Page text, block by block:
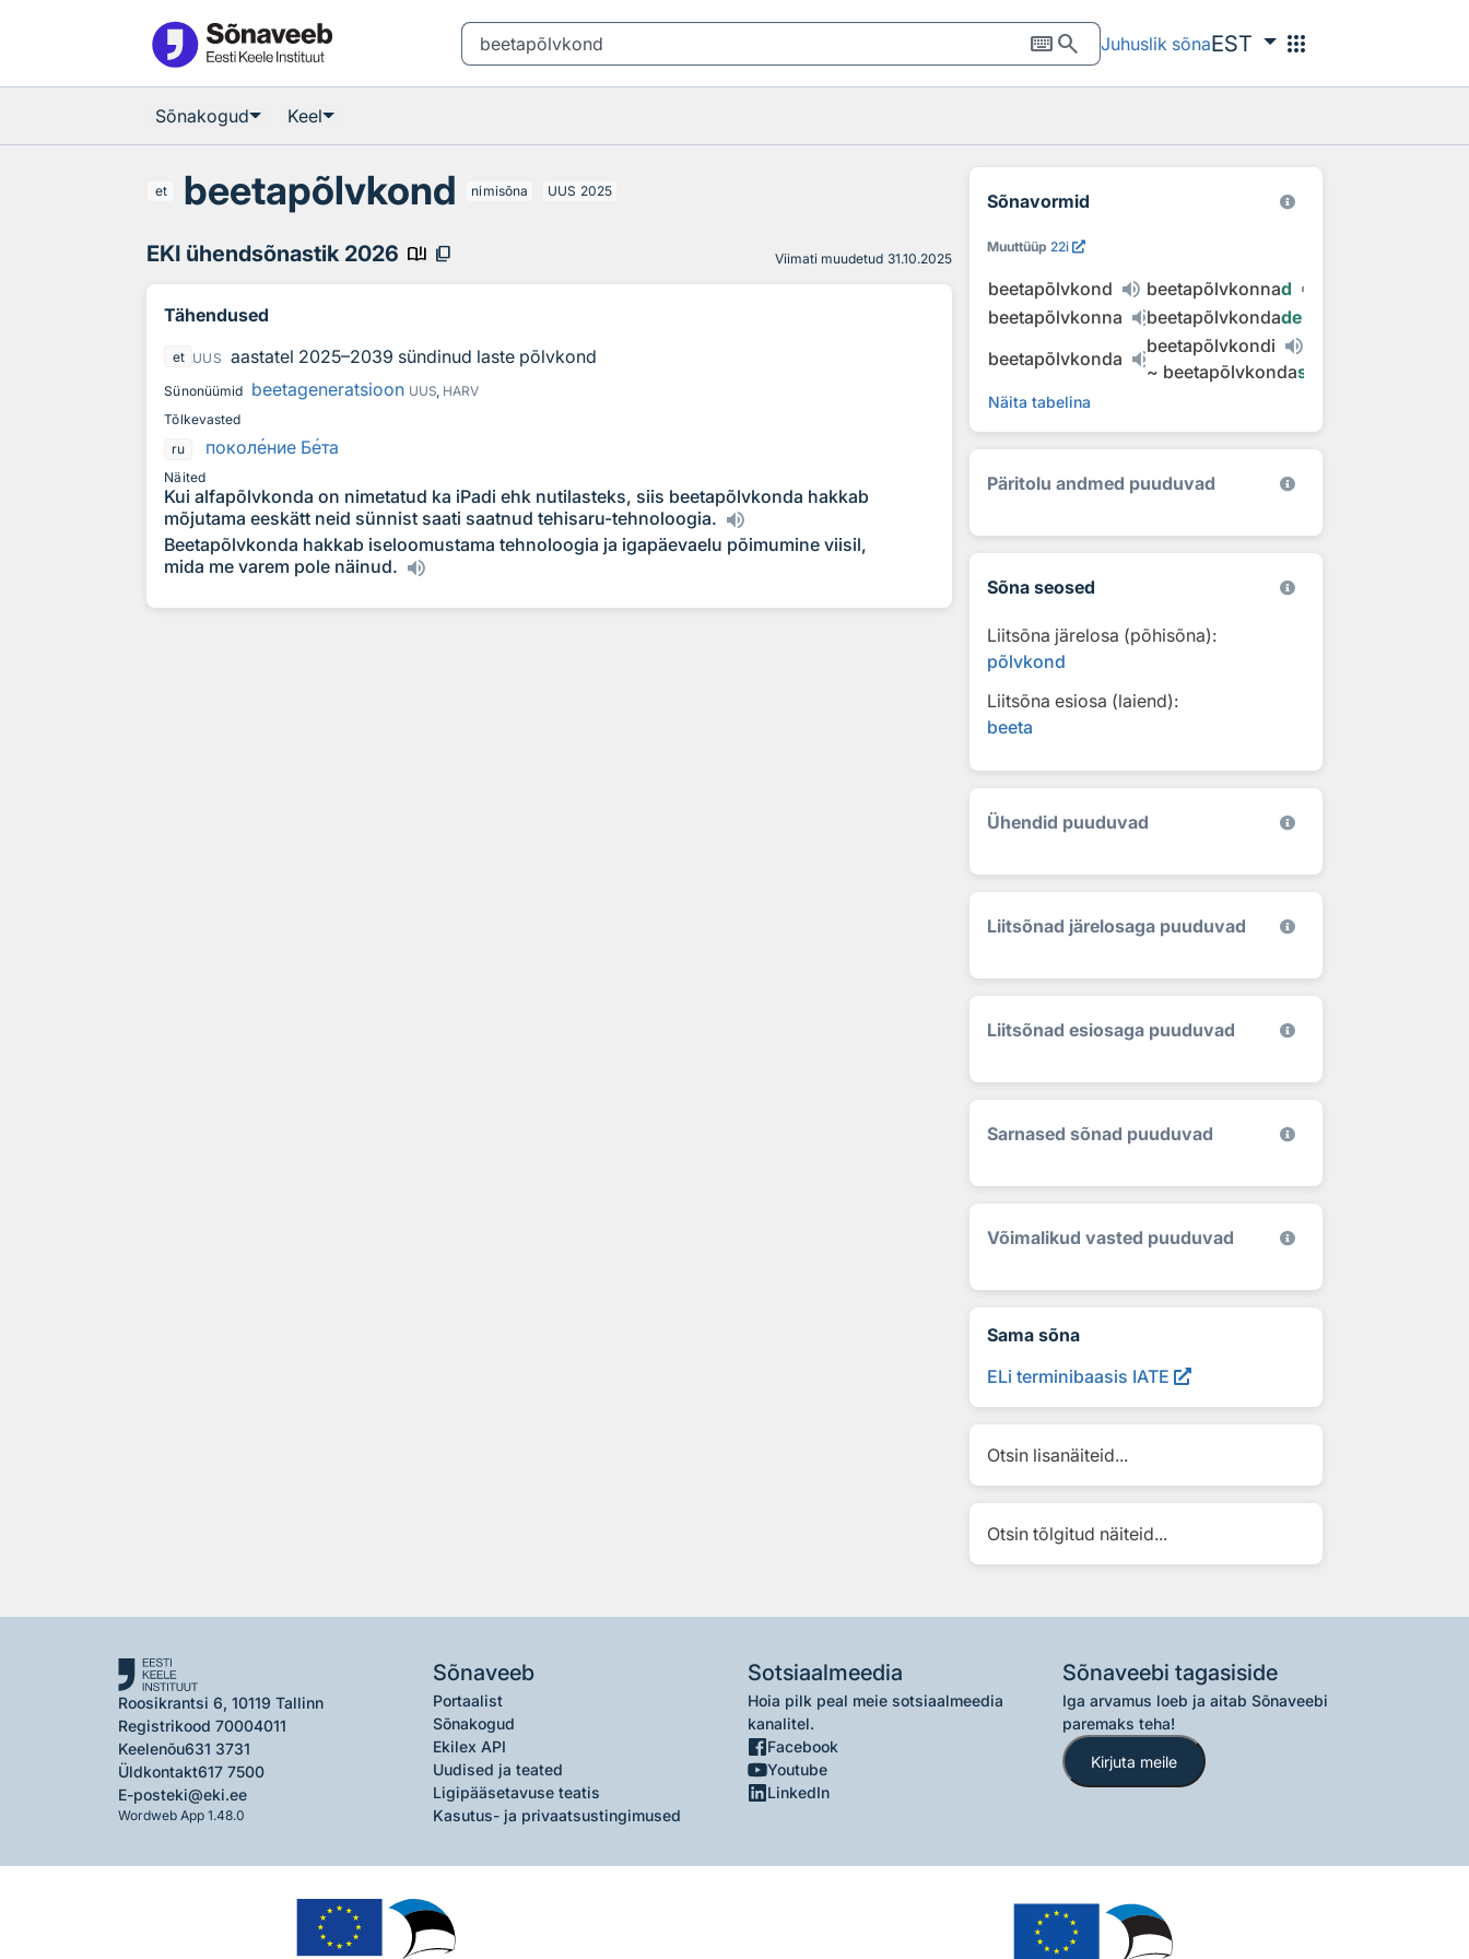
keyboardsearch Juhuslik sõnaEST apps
Sõnakogud Keel
et beetapõlvkond nimisõna UUS 2025
EKI ühendsõnastik 2026 book_ribbon content_copy Viimati muudetud 31.10.2025
Tähendused
et UUS aastatel 2025–2039 sündinud laste põlvkond
Sünonüümid beetageneratsioon UUS, HARV
Tõlkevasted
ru
поколение Бета
Näited
Kui alfapõlvkonda on nimetatud ka iPadi ehk nutilasteks, siis beetapõlvkonda hakkab
mõjutama eeskätt neid sünnist saati saatnud tehisaru-tehnoloogia.
Beetapõlvkonda hakkab iseloomustama tehnoloogia ja igapäevaelu põimumine viisil,
mida me varem pole näinud.
Sõnavormid
Muuttüüp 22i
beetapõlvkond beetapõlvkonnad
beetapõlvkonna
beetapõlvkondade
beetapõlvkonda
beetapõlvkondi
~ beetapõlvkondasid
Näita tabelina
Päritolu andmed puuduvad
Sõna seosed
Liitsõna järelosa (põhisõna):
põlvkond
Liitsõna esiosa (laiend):
beeta
Ühendid puuduvad
Liitsõnad järelosaga puuduvad
Liitsõnad esiosaga puuduvad
Sarnased sõnad puuduvad
Võimalikud vasted puuduvad
Sama sõna
ELi terminibaasis IATE
Otsin lisanäiteid...
Otsin tõlgitud näiteid...
Roosikrantsi 6, 10119 Tallinn
Registrikood 70004011
Keelenõu631 3731
Üldkontakt617 7500
E-posteki@eki.ee
Wordweb App 1.48.0
Sõnaveeb
Portaalist
Sõnakogud
Ekilex API
Uudised ja teated
Ligipääsetavuse teatis
Kasutus- ja privaatsustingimused
Sotsiaalmeedia
Hoia pilk peal meie sotsiaalmeedia
kanalitel.
Facebook
Youtube
LinkedIn
Sõnaveebi tagasiside
Iga arvamus loeb ja aitab Sõnaveebi
paremaks teha!
Kirjuta meile